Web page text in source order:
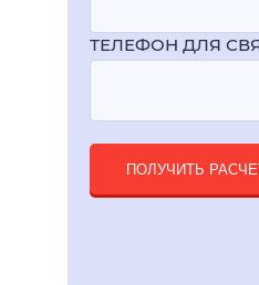
ТЕЛЕФОН ДЛЯ
ПОЛУЧИТЬ